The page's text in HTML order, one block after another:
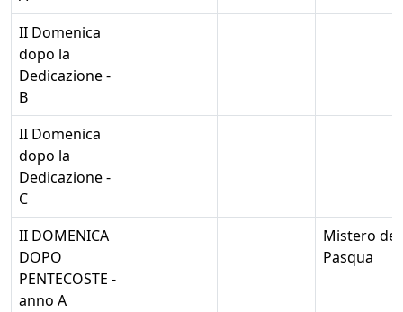
II Domenica
dopo la
Dedicazione -
B
II Domenica
dopo la
Dedicazione -
C
II DOMENICA
DOPO
PENTECOSTE -
anno A
Mistero
Pasqua